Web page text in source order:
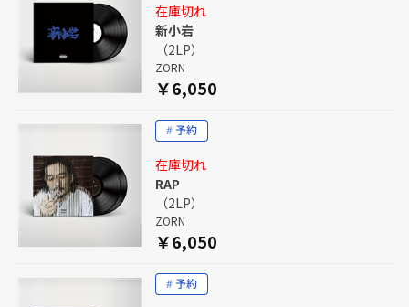
在庫切れ
新小岩
（2LP）
ZORN
￥6,050
在庫切れ
RAP
（2LP）
ZORN
￥6,050